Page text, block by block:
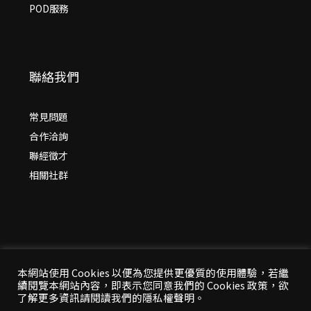
POD服務
聯絡我們
常見問題
合作洽詢
聯經徵才
相關社群
© 2026 年聯經出版：思考，連結過去與未來
All Rights Reserved | 本站台資料為版權所有，非經同
本網站使用 Cookies 以便為您提供更優質的使用體驗，若繼
續閱覽本網站內容，即表示您同意我們的 Cookies 政策，欲
了解更多資訊請閱讀我們的隱私權聲明。